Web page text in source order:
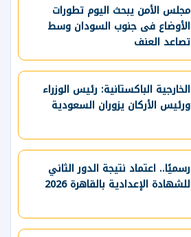
مجلس الأمن يبحث اليوم تطورات
الأوضاع فى جنوب السودان وسط
تصاعد العنف
الخارجية الباكستانية: رئيس الوزراء
ورئيس الأركان يزوران السعودية
رسميًا.. اعتماد نتيجة الدور الثاني
للشهادة الإعدادية بالقاهرة 2026